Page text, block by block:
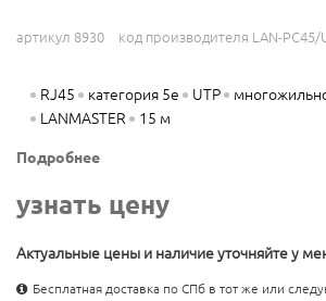
артикул 8930 код производителя LAN-PC45/
RJ45 категория 5е UTP
LANMASTER
15 м
Подробнее
узнать цену
Актуальные цены и наличие уточняйте у
Бесплатная доставка по СПб в тот же или